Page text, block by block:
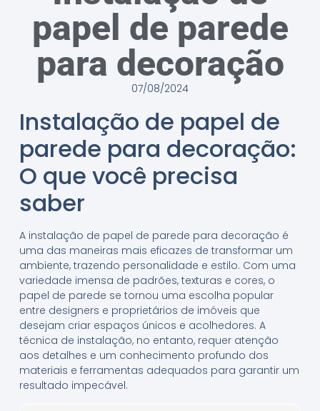
papel de parede
para decoração
07/08/2024
Instalação de papel de
parede para decoração:
O que você precisa
saber
A instalação de papel de parede para decoração é
uma das maneiras mais eficazes de transformar um
ambiente, trazendo personalidade e estilo. Com uma
variedade imensa de padrões, texturas e cores, o
papel de parede se tornou uma escolha popular
entre designers e proprietários de imóveis que
desejam criar espaços únicos e acolhedores. A
técnica de instalação, no entanto, requer atenção
aos detalhes e um conhecimento profundo dos
materiais e ferramentas adequados para garantir um
resultado impecável.